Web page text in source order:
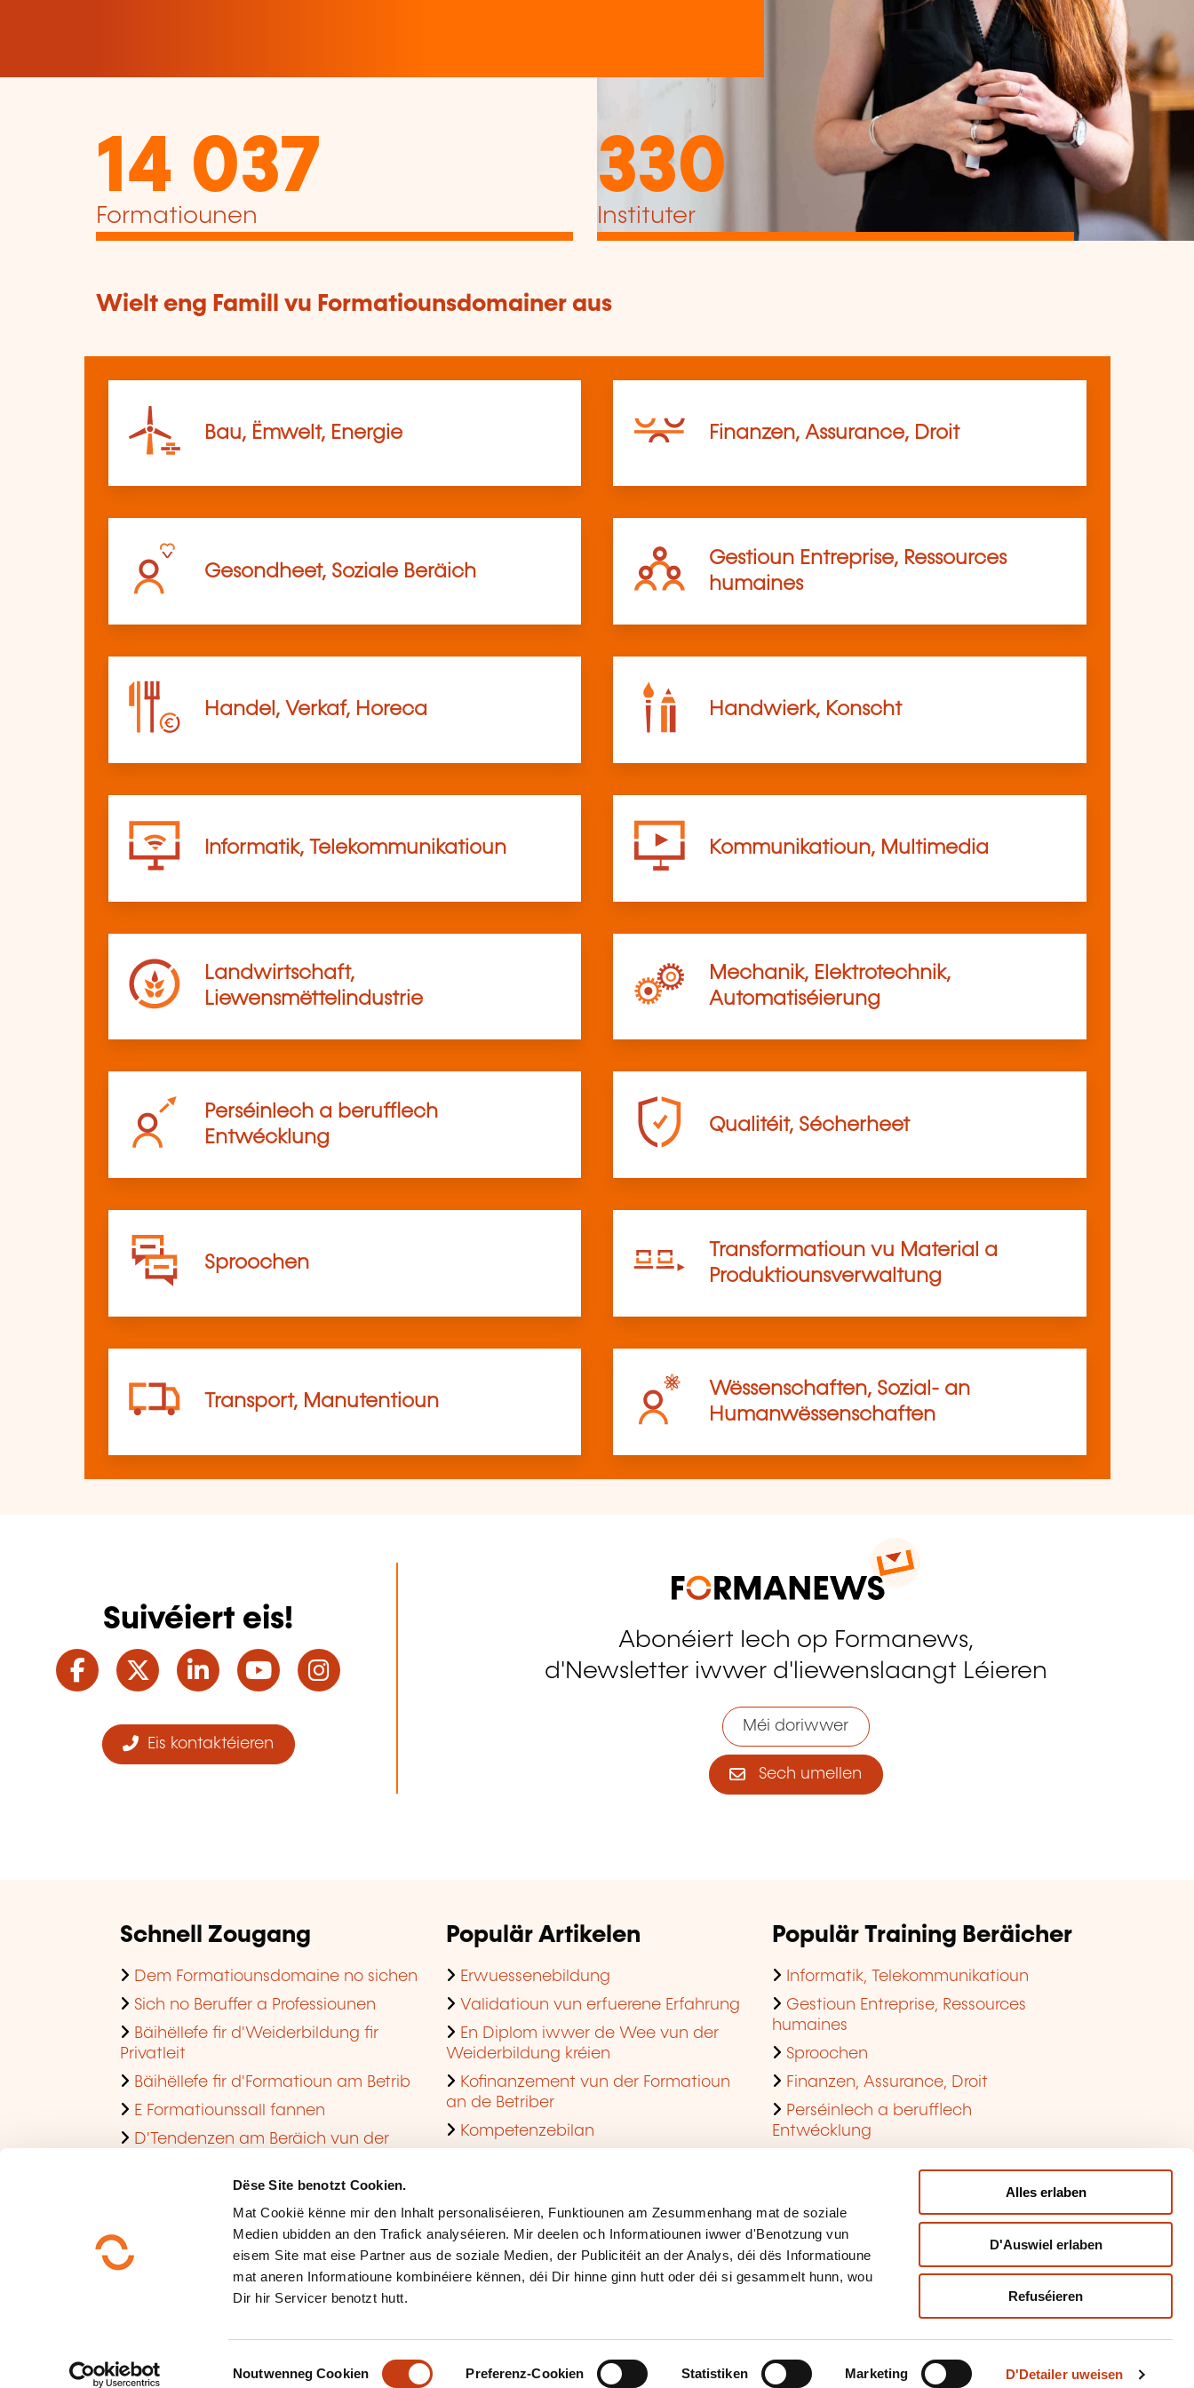
Dëse Site benotzt Cookien.
Mat Cookië kënne mir den Inhalt personaliséieren, Funktiounen am Zesummenhang mat de soziale
Medien ubidden an den Trafick analyséieren. Mir deelen och Informatiounen iwwer d'Benotzung vun
eisem Site mat eise Partner aus de soziale Medien, der Publicitéit an der Analys, déi dës Informatioune
mat aneren Informatioune kombinéiere kënnen, déi Dir hinne ginn hutt oder déi si gesammelt hunn, wou
Dir hir Servicer benotzt hutt.
Noutwenneg Cookien Preferenz-Cookien Statistiken Marketing D'Detailer uweisen
Alles erlaben
D'Auswiel erlaben
Refuséieren
14 037
Formatiounen
330
Instituter
Wielt eng Famill vu Formatiounsdomainer aus
Bau, Ëmwelt, Energie Finanzen, Assurance, Droit
Gesondheet, Soziale Beräich
Gestioun Entreprise, Ressources
humaines
Handel, Verkaf, Horeca Handwierk, Konscht
Informatik, Telekommunikatioun Kommunikatioun, Multimedia
Landwirtschaft,
Liewensmëttelindustrie
Mechanik, Elektrotechnik,
Automatiséierung
Perséinlech a berufflech
Entwécklung
Qualitéit, Sécherheet
Sproochen
Transformatioun vu Material a
Produktiounsverwaltung
Transport, Manutentioun
Wëssenschaften, Sozial- an
Humanwëssenschaften
Suivéiert eis!
Facebook
TwitterLinkedInYouTube
Eis kontaktéieren
Abonéiert Iech op Formanews,
d'Newsletter iwwer d'liewenslaangt Léieren
Méi doriwwer
Sech umellen
Schnell Zougang
Dem Formatiounsdomaine no sichen
Sich no Beruffer a Professiounen
Bäihëllefe fir d'Weiderbildung fir
Privatleit
Bäihëllefe fir d'Formatioun am Betrib
E Formatiounssall fannen
D'Tendenzen am Beräich vun der
Populär Artikelen
Erwuessenebildung
Validatioun vun erfuerene Erfahrung
En Diplom iwwer de Wee vun der
Weiderbildung kréien
Kofinanzement vun der Formatioun
an de Betriber
Kompetenzebilan
Populär Training Beräicher
Informatik, Telekommunikatioun
Gestioun Entreprise, Ressources
humaines
Sproochen
Finanzen, Assurance, Droit
Perséinlech a berufflech
Entwécklung
Plang vum Site